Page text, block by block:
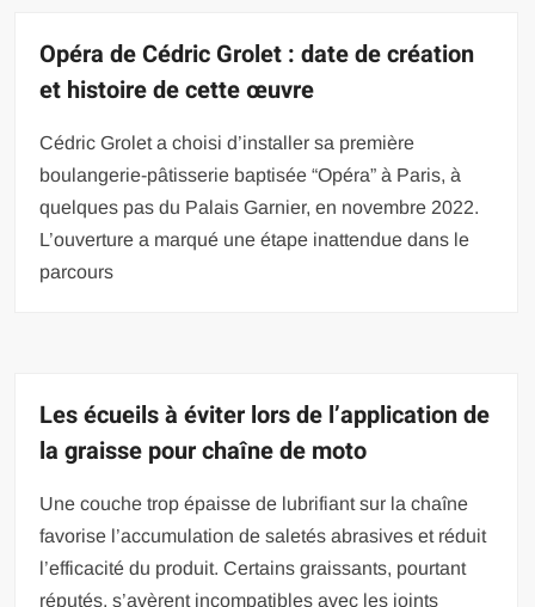
Opéra de Cédric Grolet : date de création
et histoire de cette œuvre
Cédric Grolet a choisi d’installer sa première
boulangerie-pâtisserie baptisée “Opéra” à Paris, à
quelques pas du Palais Garnier, en novembre 2022.
L’ouverture a marqué une étape inattendue dans le
parcours
Les écueils à éviter lors de l’application de
la graisse pour chaîne de moto
Une couche trop épaisse de lubrifiant sur la chaîne
favorise l’accumulation de saletés abrasives et réduit
l’efficacité du produit. Certains graissants, pourtant
réputés, s’avèrent incompatibles avec les joints